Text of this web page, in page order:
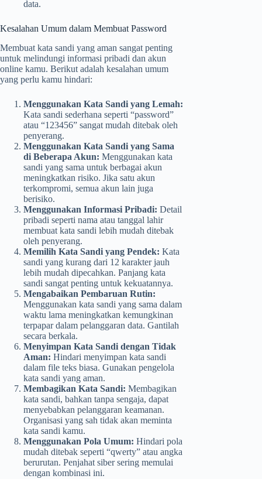
data.
Kesalahan Umum dalam Membuat Password
Membuat kata sandi yang aman sangat penting
untuk melindungi informasi pribadi dan akun
online kamu. Berikut adalah kesalahan umum
yang perlu kamu hindari:
Menggunakan Kata Sandi yang Lemah:
Kata sandi sederhana seperti “password”
atau “123456” sangat mudah ditebak oleh
penyerang.
Menggunakan Kata Sandi yang Sama
di Beberapa Akun: Menggunakan kata
sandi yang sama untuk berbagai akun
meningkatkan risiko. Jika satu akun
terkompromi, semua akun lain juga
berisiko.
Menggunakan Informasi Pribadi: Detail
pribadi seperti nama atau tanggal lahir
membuat kata sandi lebih mudah ditebak
oleh penyerang.
Memilih Kata Sandi yang Pendek: Kata
sandi yang kurang dari 12 karakter jauh
lebih mudah dipecahkan. Panjang kata
sandi sangat penting untuk kekuatannya.
Mengabaikan Pembaruan Rutin:
Menggunakan kata sandi yang sama dalam
waktu lama meningkatkan kemungkinan
terpapar dalam pelanggaran data. Gantilah
secara berkala.
Menyimpan Kata Sandi dengan Tidak
Aman: Hindari menyimpan kata sandi
dalam file teks biasa. Gunakan pengelola
kata sandi yang aman.
Membagikan Kata Sandi: Membagikan
kata sandi, bahkan tanpa sengaja, dapat
menyebabkan pelanggaran keamanan.
Organisasi yang sah tidak akan meminta
kata sandi kamu.
Menggunakan Pola Umum: Hindari pola
mudah ditebak seperti “qwerty” atau angka
berurutan. Penjahat siber sering memulai
dengan kombinasi ini.